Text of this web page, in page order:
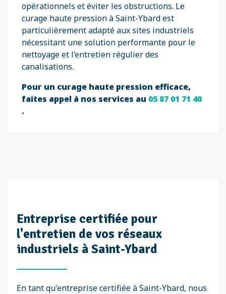
opérationnels et éviter les obstructions. Le
curage haute pression à Saint-Ybard est
particulièrement adapté aux sites industriels
nécessitant une solution performante pour le
nettoyage et l’entretien régulier des
canalisations.
Pour un curage haute pression efficace,
faites appel à nos services au 05 87 01 71 40
.
Entreprise certifiée pour
l'entretien de vos réseaux
industriels à Saint-Ybard
En tant qu'entreprise certifiée à Saint-Ybard, nous